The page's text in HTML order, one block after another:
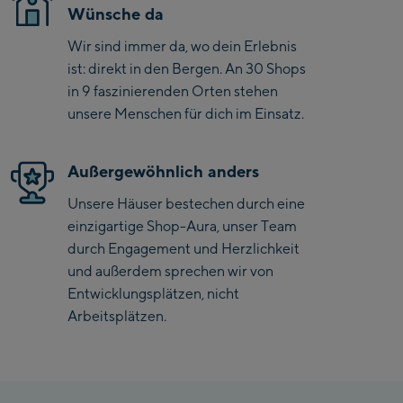
Saalbach Zentrum
Kohlmaisbahn
Saalbach Ski-Service
Center
/Valley station
Salzburg:
McArthurGlen
Designer Outlet
Mayrhofen:
Mayrhofen Zentrum
Wünsche da
Wir sind immer da, wo dein Erlebnis
ist: direkt in den Bergen. An 30 Shops
in 9 faszinierenden Orten stehen
unsere Menschen für dich im Einsatz.
Außergewöhnlich anders
Unsere Häuser bestechen durch eine
einzigartige Shop-Aura, unser Team
durch Engagement und Herzlichkeit
und außerdem sprechen wir von
Entwicklungsplätzen, nicht
Arbeitsplätzen.